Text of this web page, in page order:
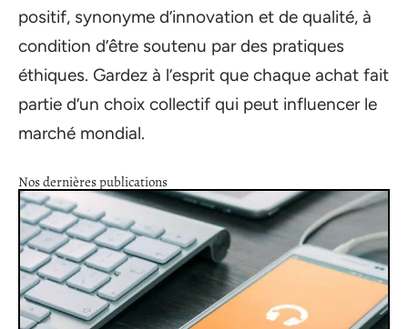
positif, synonyme d’innovation et de qualité, à
condition d’être soutenu par des pratiques
éthiques. Gardez à l’esprit que chaque achat fait
partie d’un choix collectif qui peut influencer le
marché mondial.
Nos dernières publications